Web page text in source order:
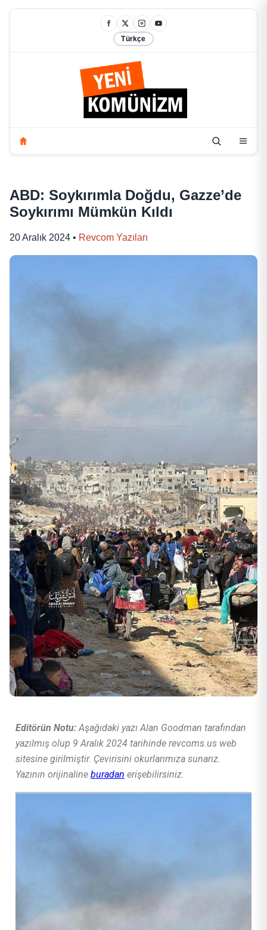
Türkçe
ABD: Soykırımla Doğdu, Gazze’de
Soykırımı Mümkün Kıldı
20 Aralık 2024 • Revcom Yazıları
Editörün Notu:Aşağıdaki yazı Alan Goodman tarafından
yazılmış olup 9 Aralık 2024 tarihinde revcoms.us web
sitesine girilmiştir. Çevirisini okurlarımıza sunarız.
Yazının orijinaline buradan erişebilirsiniz.